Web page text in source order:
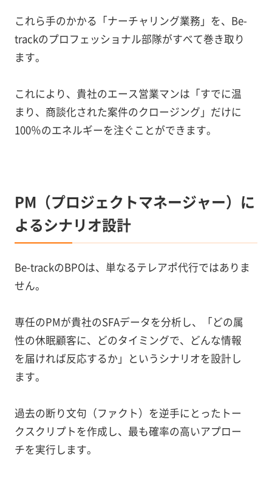
これら手のかかる「ナーチャリング業務」を、Be-
trackのプロフェッショナル部隊がすべて巻き取り
ます。
これにより、貴社のエース営業マンは「すでに温
まり、商談化された案件のクロージング」だけに
100％のエネルギーを注ぐことができます。
PM（プロジェクトマネージャー）に
よるシナリオ設計
Be-trackのBPOは、単なるテレアポ代行ではありま
せん。
専任のPMが貴社のSFAデータを分析し、「どの属
性の休眠顧客に、どのタイミングで、どんな情報
を届ければ反応するか」というシナリオを設計し
ます。
過去の断り文句（ファクト）を逆手にとったトー
クスクリプトを作成し、最も確率の高いアプロー
チを実行します。